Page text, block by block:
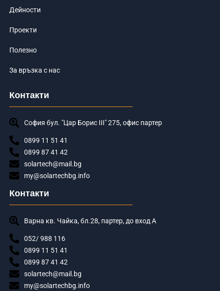
Дейности
Проекти
Полезно
За връзка с нас
Контакти
София бул. "Цар Борис III" 275, офис партер
0899 11 51 41
0899 87 41 42
solartech@mail.bg
my@solartechbg.info
Контакти
Варна кв. Чайка, бл.28, партер, до вход А
052/ 988 116
0899 11 51 41
0899 87 41 42
solartech@mail.bg
my@solartechbg.info